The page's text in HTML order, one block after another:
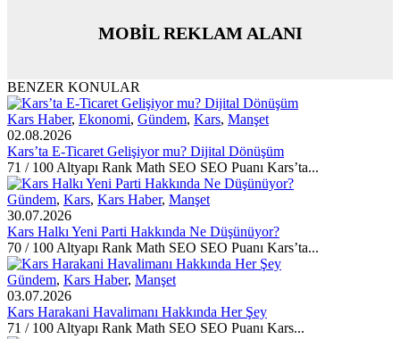
MOBİL REKLAM ALANI
BENZER KONULAR
Kars Haber, Ekonomi, Gündem, Kars, Manşet
02.08.2026
Kars’ta E-Ticaret Gelişiyor mu? Dijital Dönüşüm
71 / 100 Altyapı Rank Math SEO SEO Puanı Kars’ta...
Gündem, Kars, Kars Haber, Manşet
30.07.2026
Kars Halkı Yeni Parti Hakkında Ne Düşünüyor?
70 / 100 Altyapı Rank Math SEO SEO Puanı Kars’ta...
Gündem, Kars Haber, Manşet
03.07.2026
Kars Harakani Havalimanı Hakkında Her Şey
71 / 100 Altyapı Rank Math SEO SEO Puanı Kars...